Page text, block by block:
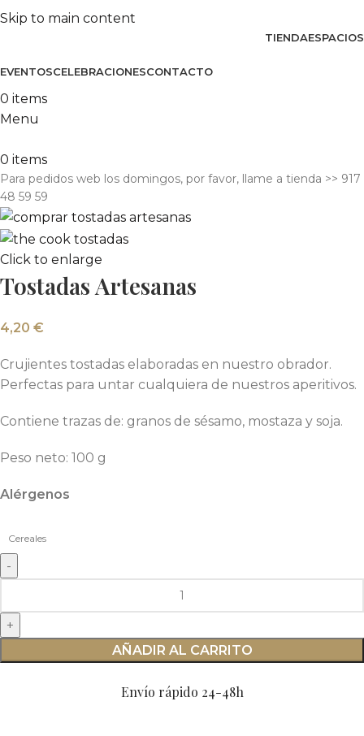
Skip to main content
TIENDAESPACIOS
EVENTOSCELEBRACIONESCONTACTO
0 items
Menu
0 items
Para pedidos web los domingos, por favor, llame a tienda​ >> 917
48 59 59
Click to enlarge
Tostadas Artesanas
4,20 €
Crujientes tostadas elaboradas en nuestro obrador.
Perfectas para untar cualquiera de nuestros aperitivos.
Contiene trazas de: granos de sésamo, mostaza y soja.
Peso neto: 100 g
Alérgenos
Cereales
AÑADIR AL CARRITO
Envío rápido 24-48h